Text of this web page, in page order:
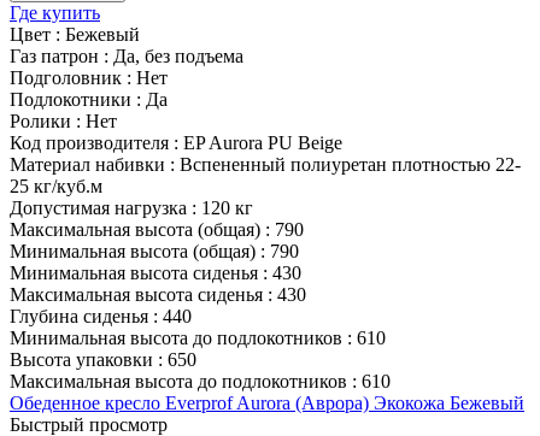
Где купить
Цвет : Бежевый
Газ патрон : Да, без подъема
Подголовник : Нет
Подлокотники : Да
Ролики : Нет
Код производителя : EP Aurora PU Beige
Материал набивки : Вспененный полиуретан плотностью 22-
25 кг/куб.м
Допустимая нагрузка : 120 кг
Максимальная высота (общая) : 790
Минимальная высота (общая) : 790
Минимальная высота сиденья : 430
Максимальная высота сиденья : 430
Глубина сиденья : 440
Минимальная высота до подлокотников : 610
Высота упаковки : 650
Максимальная высота до подлокотников : 610
Обеденное кресло Everprof Aurora (Аврора) Экокожа Бежевый
Быстрый просмотр